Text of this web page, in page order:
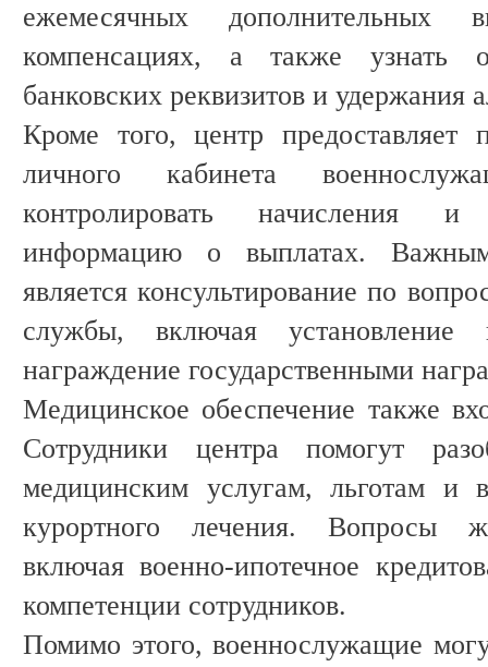
ежемесячных дополнительных
компенсациях, а также узнать
банковских реквизитов и удержания
Кроме того, центр предоставляет
личного кабинета
контролировать начисления и
информацию о выплатах.
является консультирование по
службы, включая
награждение государственными
Медицинское обеспечение также
Сотрудники центра помогут
медицинским услугам, льготам и
курортного лечения. Вопросы
включая военно-ипотечное
компетенции сотрудников.
Помимо этого, военнослужащие